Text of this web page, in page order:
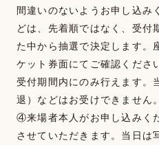
間違いのないようお申し込み
どは、先着順ではなく、受付
た中から抽選で決定します。
ケット券面にてご確認くださ
受付期間内にのみ行えます。
退）などはお受けできません。
④来場者本人がお申し込みく
させていただきます。当日は